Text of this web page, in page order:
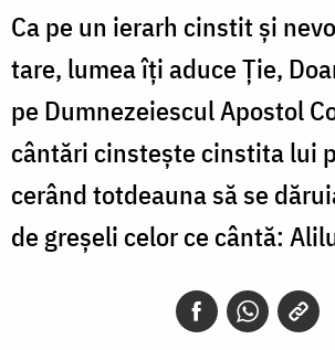
Ca pe un ierarh cinstit şi
tare, lumea îţi aduce Ţie,
pe Dumnezeiescul Apostol
cântări cinsteşte cinstita lui
cerând totdeauna să se
de greşeli celor ce cântă: